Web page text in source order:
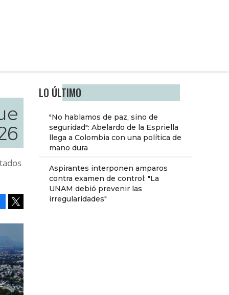
LO ÚLTIMO
"No hablamos de paz, sino de
seguridad": Abelardo de la Espriella
llega a Colombia con una política de
mano dura
Aspirantes interponen amparos
contra examen de control: "La
UNAM debió prevenir las
irregularidades"